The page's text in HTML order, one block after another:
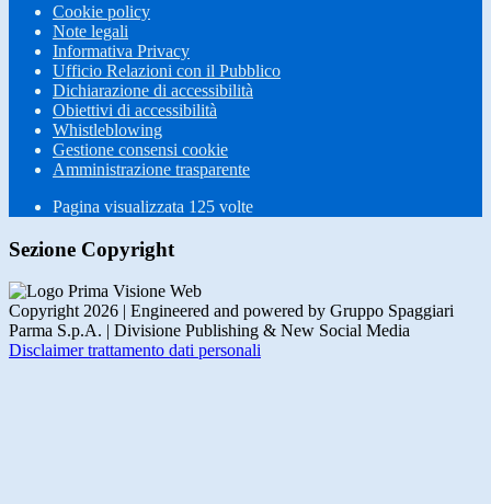
Cookie policy
Note legali
Informativa Privacy
Ufficio Relazioni con il Pubblico
Dichiarazione di accessibilità
Obiettivi di accessibilità
Whistleblowing
Gestione consensi cookie
Amministrazione trasparente
Pagina visualizzata 125 volte
Sezione Copyright
Copyright 2026 | Engineered and powered by Gruppo Spaggiari
Parma S.p.A. | Divisione Publishing & New Social Media
Disclaimer trattamento dati personali